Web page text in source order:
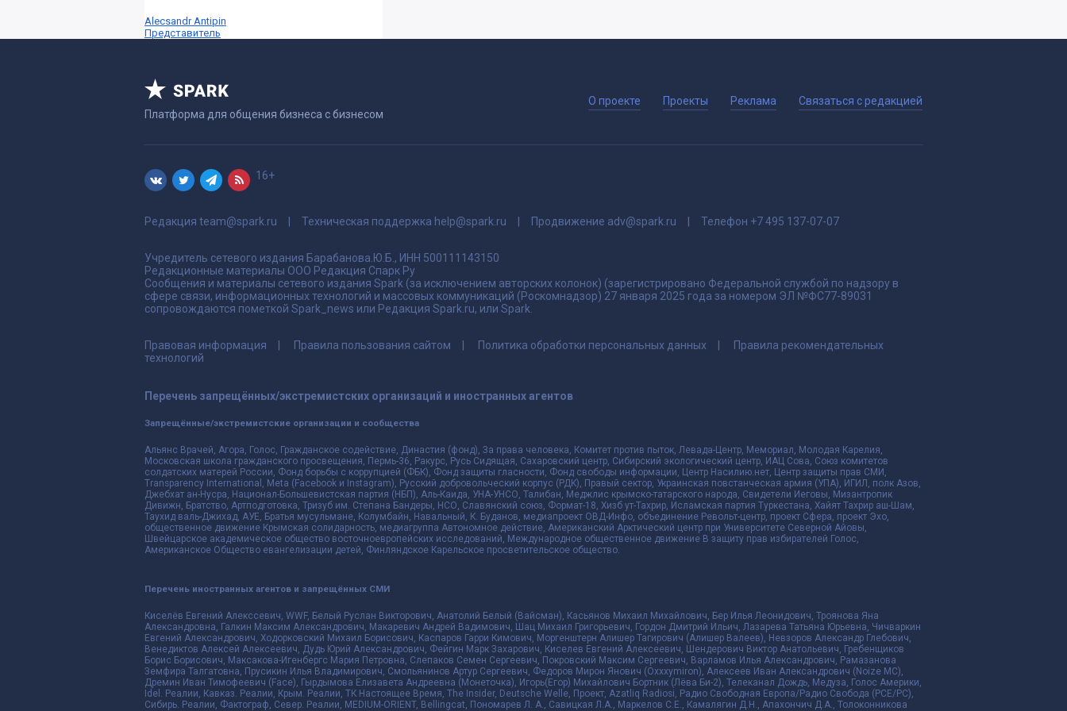
Alecsandr Antipin
Представитель
Платформа для общения бизнеса с бизнесом
О проекте Проекты Реклама Связаться с редакцией
16+
Редакция team@spark.ru Техническая поддержка help@spark.ru Продвижение adv@spark.ru Телефон +7 495 137-07-07
Учредитель сетевого издания Барабанова.Ю.Б., ИНН 500111143150
Редакционные материалы ООО Редакция Спарк Ру
Сообщения и материалы сетевого издания Spark (за исключением авторских колонок) (зарегистрировано Федеральной службой по надзору в
сфере связи, информационных технологий и массовых коммуникаций (Роскомнадзор) 27 января 2025 года за номером ЭЛ №ФС77-89031
сопровождаются пометкой Spark_news или Редакция Spark.ru, или Spark.
Правовая информация Правила пользования сайтом Политика обработки персональных данных
Правила рекомендательных
технологий
Перечень запрещённых/экстремистских организаций и иностранных агентов
Запрещённые/экстремистские организации и сообщества
Альянс Врачей, Агора, Голос, Гражданское содействие, Династия (фонд), За права человека, Комитет против пыток, Левада-Центр, Мемориал, Молодая Карелия,
Московская школа гражданского просвещения, Пермь-36, Ракурс, Русь Сидящая, Сахаровский центр, Сибирский экологический центр, ИАЦ Сова, Союз комитетов
солдатских матерей России, Фонд борьбы с коррупцией (ФБК), Фонд защиты гласности, Фонд свободы информации, Центр Насилию.нет, Центр защиты прав СМИ,
Transparency International, Meta (Facebook и Instagram), Русский добровольческий корпус (РДК), Правый сектор, Украинская повстанческая армия (УПА), ИГИЛ, полк Азов,
Джебхат ан-Нусра, Национал-Большевистская партия (НБП), Аль-Каида, УНА-УНСО, Талибан, Меджлис крымско-татарского народа, Свидетели Иеговы, Мизантропик
Дивижн, Братство, Артподготовка, Тризуб им. Степана Бандеры, НСО, Славянский союз, Формат-18, Хизб ут-Тахрир, Исламская партия Туркестана, Хайят Тахрир аш-Шам,
Таухид валь-Джихад, АУЕ, Братья мусульмане, Колумбайн, Навальный, К. Буданов, медиапроект ОВД-Инфо, объединение Револьт-центр, проект Сфера, проект Эхо,
общественное движение Крымская солидарность, медиагруппа Автономное действие, Американский Арктический центр при Университете Северной Айовы,
Швейцарское академическое общество восточноевропейских исследований, Международное общественное движение В защиту прав избирателей Голос,
Американское Общество евангелизации детей, Финляндское Карельское просветительское общество.
Перечень иностранных агентов и запрещённых СМИ
Киселёв Евгений Алекссевич, WWF, Белый Руслан Викторович, Анатолий Белый (Вайсман), Касьянов Михаил Михайлович, Бер Илья Леонидович, Троянова Яна
Александровна, Галкин Максим Александрович, Макаревич Андрей Вадимович, Шац Михаил Григорьевич, Гордон Дмитрий Ильич, Лазарева Татьяна Юрьевна, Чичваркин
Евгений Александрович, Ходорковский Михаил Борисович, Каспаров Гарри Кимович, Моргенштерн Алишер Тагирович (Алишер Валеев), Невзоров Александр Глебович,
Венедиктов Алексей Алексеевич, Дудь Юрий Александрович, Фейгин Марк Захарович, Киселев Евгений Алексеевич, Шендерович Виктор Анатольевич, Гребенщиков
Борис Борисович, Максакова-Игенбергс Мария Петровна, Слепаков Семен Сергеевич, Покровский Максим Сергеевич, Варламов Илья Александрович, Рамазанова
Земфира Талгатовна, Прусикин Илья Владимирович, Смольянинов Артур Сергеевич, Федоров Мирон Янович (Oxxxymiron), Алексеев Иван Александрович (Noize MC),
Дремин Иван Тимофеевич (Face), Гырдымова Елизавета Андреевна (Монеточка), Игорь(Егор) Михайлович Бортник (Лёва Би-2), Телеканал Дождь, Медуза, Голос Америки,
Idel. Реалии, Кавказ. Реалии, Крым. Реалии, ТК Настоящее Время, The Insider, Deutsche Welle, Проект, Azatliq Radiosi, Радио Свободная Европа/Радио Свобода (PCE/PC),
Сибирь. Реалии, Фактограф, Север. Реалии, MEDIUM-ORIENT, Bellingcat, Пономарев Л. А., Савицкая Л.А., Маркелов С.Е., Камалягин Д.Н., Апахончич Д.А., Толоконникова